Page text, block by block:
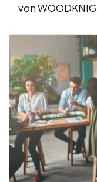
von